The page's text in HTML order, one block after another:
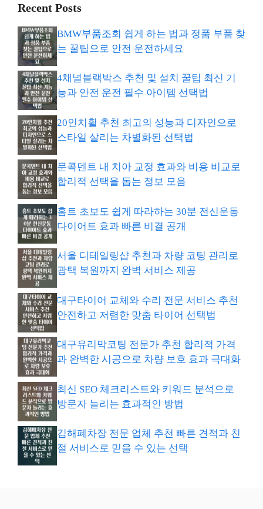
Recent Posts
BMW부품조회 쉽게 하는 법과 정품 부품 찾
는 꿀팁으로 안전 운전하세요
4채널블랙박스 추천 및 설치 꿀팁 최신 기
능과 안전 운전 필수 아이템 선택법
20인치휠 추천 최고의 성능과 디자인으로
스타일 살리는 차별화된 선택법
문콕덴트 내 치아 교정 효과와 비용 비교로
합리적 선택을 돕는 정보 모음
홈트 초보도 쉽게 따라하는 30분 전신운동
다이어트 효과 빠른 비결 공개
서울 디테일링샵 추천과 차량 코팅 관리로
광택 복원까지 완벽 서비스 제공
대구타이어 교체와 수리 전문 서비스 추천
안전하고 저렴한 맞춤 타이어 선택법
대구유리막코팅 전문가 추천 합리적 가격
과 완벽한 시공으로 차량 보호 효과 극대화
최신 SEO 체크리스트와 키워드 분석으로
방문자 늘리는 효과적인 방법
김해폐차장 전문 업체 추천 빠른 견적과 친
절 서비스로 믿을 수 있는 선택